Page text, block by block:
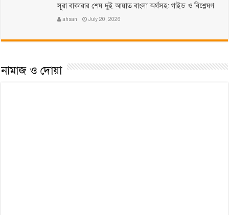
সূরা বাকারার শেষ দুই আয়াত বাংলা অর্থসহ: গাইড ও বিশ্লেষণ
ahsan July 20, 2026
নামাজ ও দোয়া